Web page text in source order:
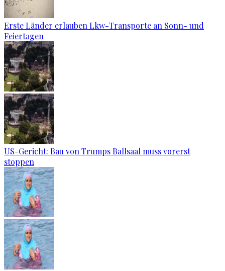
Erste Länder erlauben Lkw-Transporte an Sonn- und
Feiertagen
US-Gericht: Bau von Trumps Ballsaal muss vorerst
stoppen